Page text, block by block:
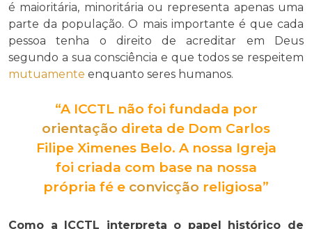
é maioritária, minoritária ou representa apenas uma
parte da população. O mais importante é que cada
pessoa tenha o direito de acreditar em Deus
segundo a sua consciência e que todos se respeitem
mutuamente enquanto seres humanos.
“A ICCTL não foi fundada por
orientação direta de Dom Carlos
Filipe Ximenes Belo. A nossa Igreja
foi criada com base na nossa
própria fé e convicção religiosa”
Como a ICCTL interpreta o papel histórico de